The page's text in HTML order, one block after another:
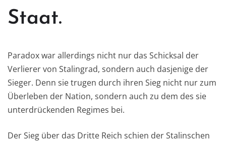
Staat.
Paradox war allerdings nicht nur das Schicksal der
Verlierer von Stalingrad, sondern auch dasjenige der
Sieger. Denn sie trugen durch ihren Sieg nicht nur zum
Überleben der Nation, sondern auch zu dem des sie
unterdrückenden Regimes bei.
Der Sieg über das Dritte Reich schien der Stalinschen